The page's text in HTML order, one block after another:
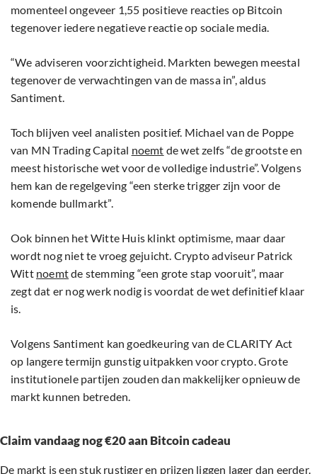
momenteel ongeveer 1,55 positieve reacties op Bitcoin
tegenover iedere negatieve reactie op sociale media.
“We adviseren voorzichtigheid. Markten bewegen meestal
tegenover de verwachtingen van de massa in”, aldus
Santiment.
Toch blijven veel analisten positief. Michael van de Poppe
van MN Trading Capital noemt de wet zelfs “de grootste en
meest historische wet voor de volledige industrie”. Volgens
hem kan de regelgeving “een sterke trigger zijn voor de
komende bullmarkt”.
Ook binnen het Witte Huis klinkt optimisme, maar daar
wordt nog niet te vroeg gejuicht. Crypto adviseur Patrick
Witt noemtde stemming “een grote stap vooruit”, maar
zegt dat er nog werk nodig is voordat de wet definitief klaar
is.
Volgens Santiment kan goedkeuring van de CLARITY Act
op langere termijn gunstig uitpakken voor crypto. Grote
institutionele partijen zouden dan makkelijker opnieuw de
markt kunnen betreden.
Claim vandaag nog €20 aan Bitcoin cadeau
De markt is een stuk rustiger en prijzen liggen lager dan eerder.